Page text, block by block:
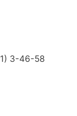
3-46-58